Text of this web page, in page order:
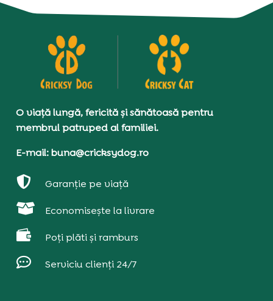
O viață lungă, fericită și sănătoasă pentru
membrul patruped al familiei.
E-mail: buna@cricksydog.ro
 Garanție pe viață
 Economisește la livrare
 Poți plăti și ramburs
 Serviciu clienți 24/7